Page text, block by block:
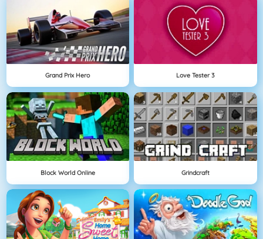
Grand Prix Hero Love Tester 3
Block World Online Grindcraft